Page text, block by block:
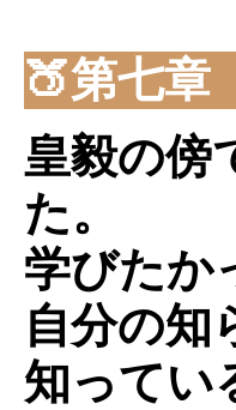
🍑第七章
皇毅の傍
た。
学びたか
自分の知
知ってい